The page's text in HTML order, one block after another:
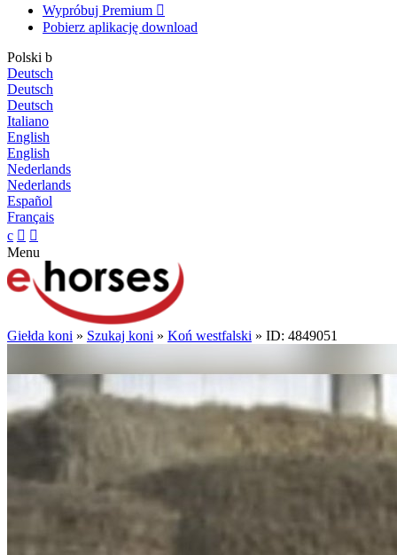
Wypróbuj Premium 
Pobierz aplikację download
Polski b
Deutsch
Deutsch
Deutsch
Italiano
English
English
Nederlands
Nederlands
Español
Français
c  
Menu
Giełda koni » Szukaj koni » Koń westfalski » ID: 4849051